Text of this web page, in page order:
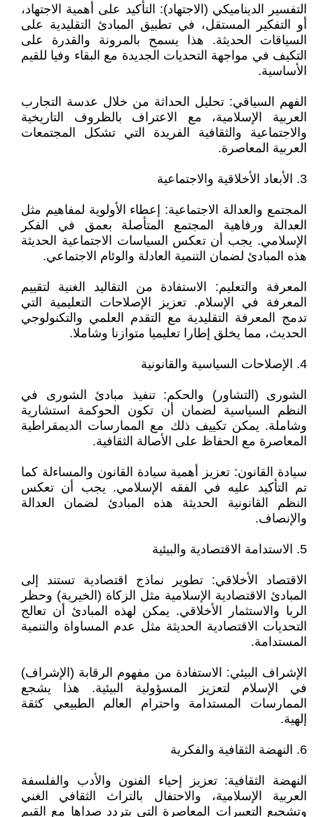
التفسير الديناميكي (الاجتهاد): التأكيد على أهمية الاجتهاد،
أو التفكير المستقل، في تطبيق المبادئ التقليدية على
السياقات الحديثة. هذا يسمح بالمرونة والقدرة على
التكيف في مواجهة التحديات الجديدة مع البقاء وفيا للقيم
الأساسية.
الفهم السياقي: تحليل الحداثة من خلال عدسة التجارب
العربية الإسلامية، مع الاعتراف بالظروف التاريخية
والاجتماعية والثقافية الفريدة التي تشكل المجتمعات
العربية المعاصرة.
3. الأبعاد الأخلاقية والاجتماعية
المجتمع والعدالة الاجتماعية: إعطاء الأولوية لمفاهيم مثل
العدالة ورفاهية المجتمع المتأصلة بعمق في الفكر
الإسلامي. يجب أن تعكس السياسات الاجتماعية الحديثة
هذه المبادئ لضمان التنمية العادلة والوئام الاجتماعي.
المعرفة والتعليم: الاستفادة من التقاليد الغنية لتقييم
المعرفة في الإسلام. تعزيز الإصلاحات التعليمية التي
تدمج المعرفة التقليدية مع التقدم العلمي والتكنولوجي
الحديث، مما يخلق إطارا تعليميا متوازنا وشاملا.
4. الإصلاحات السياسية والقانونية
الشورى (التشاور) والحكم: تنفيذ مبادئ الشورى في
النظم السياسية لضمان أن تكون الحوكمة استشارية
وشاملة. يمكن تكييف ذلك مع الممارسات الديمقراطية
المعاصرة مع الحفاظ على الأصالة الثقافية.
سيادة القانون: تعزيز أهمية سيادة القانون والمساءلة كما
تم التأكيد عليه في الفقه الإسلامي. يجب أن تعكس
النظم القانونية الحديثة هذه المبادئ لضمان العدالة
والإنصاف.
5. الاستدامة الاقتصادية والبيئية
الاقتصاد الأخلاقي: تطوير نماذج اقتصادية تستند إلى
المبادئ الاقتصادية الإسلامية مثل الزكاة (الخيرية) وحظر
الربا والاستثمار الأخلاقي. يمكن لهذه المبادئ أن تعالج
التحديات الاقتصادية الحديثة مثل عدم المساواة والتنمية
المستدامة.
الإشراف البيئي: الاستفادة من مفهوم الرقابة (الإشراف)
في الإسلام لتعزيز المسؤولية البيئية. هذا يشجع
الممارسات المستدامة واحترام العالم الطبيعي كثقة
إلهية.
6. النهضة الثقافية والفكرية
النهضة الثقافية: تعزيز إحياء الفنون والأدب والفلسفة
العربية الإسلامية، والاحتفال بالتراث الثقافي الغني
وتشجيع التعبيرات المعاصرة التي يتردد صداها مع القيم